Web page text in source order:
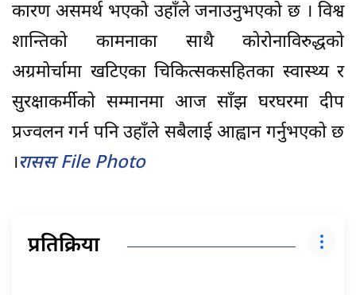
कारण असमर्थ भएको उहाँले जनाउनुभएको छ । विश्व
शान्तिको कामनाका साथै कोरोनाविरुद्धको
अग्रमोर्चामा खटिएका चिकित्सकसहितका स्वास्थ्य र
सुरक्षाकर्मीको सम्मानमा आज साँझ घरघरमा दीप
प्रज्वलन गर्न पनि उहाँले सबैलाई आह्वान गर्नुभएको छ
।रासस File Photo
प्रतिक्रिया